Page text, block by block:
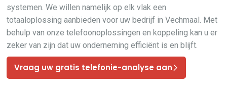
systemen. We willen namelijk op elk vlak een
totaaloplossing aanbieden voor uw bedrijf in Vechmaal. Met
behulp van onze telefoonoplossingen en koppeling kan u er
zeker van zijn dat uw onderneming efficiënt is en blijft.
Vraag uw gratis telefonie-analyse aan